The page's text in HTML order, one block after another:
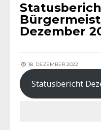
Dezember
18. DEZEMBER 2022
Statusbericht